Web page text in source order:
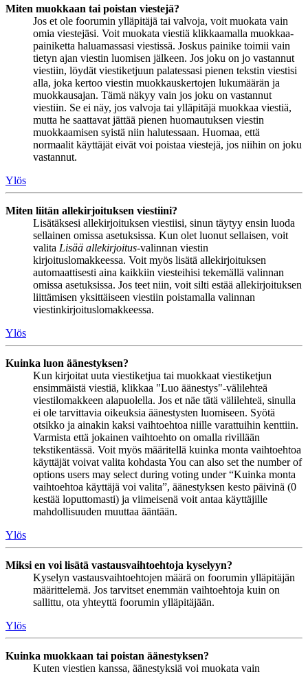
Miten muokkaan tai poistan viestejä?
Jos et ole foorumin ylläpitäjä tai valvoja, voit muokata vain
omia viestejäsi. Voit muokata viestiä klikkaamalla muokkaa-
painiketta haluamassasi viestissä. Joskus painike toimii vain
tietyn ajan viestin luomisen jälkeen. Jos joku on jo vastannut
viestiin, löydät viestiketjuun palatessasi pienen tekstin viestisi
alla, joka kertoo viestin muokkauskertojen lukumäärän ja
muokkausajan. Tämä näkyy vain jos joku on vastannut
viestiin. Se ei näy, jos valvoja tai ylläpitäjä muokkaa viestiä,
mutta he saattavat jättää pienen huomautuksen viestin
muokkaamisen syistä niin halutessaan. Huomaa, että
normaalit käyttäjät eivät voi poistaa viestejä, jos niihin on joku
vastannut.
Ylös
Miten liitän allekirjoituksen viestiini?
Lisätäksesi allekirjoituksen viestiisi, sinun täytyy ensin luoda
sellainen omissa asetuksissa. Kun olet luonut sellaisen, voit
valita Lisää allekirjoitus-valinnan viestin
kirjoituslomakkeessa. Voit myös lisätä allekirjoituksen
automaattisesti aina kaikkiin viesteihisi tekemällä valinnan
omissa asetuksissa. Jos teet niin, voit silti estää allekirjoituksen
liittämisen yksittäiseen viestiin poistamalla valinnan
viestinkirjoituslomakkeessa.
Ylös
Kuinka luon äänestyksen?
Kun kirjoitat uuta viestiketjua tai muokkaat viestiketjun
ensimmäistä viestiä, klikkaa "Luo äänestys"-välilehteä
viestilomakkeen alapuolella. Jos et näe tätä välilehteä, sinulla
ei ole tarvittavia oikeuksia äänestysten luomiseen. Syötä
otsikko ja ainakin kaksi vaihtoehtoa niille varattuihin kenttiin.
Varmista että jokainen vaihtoehto on omalla rivillään
tekstikentässä. Voit myös määritellä kuinka monta vaihtoehtoa
käyttäjät voivat valita kohdasta You can also set the number of
options users may select during voting under “Kuinka monta
vaihtoehtoa käyttäjä voi valita”, äänestyksen kesto päivinä (0
kestää loputtomasti) ja viimeisenä voit antaa käyttäjille
mahdollisuuden muuttaa ääntään.
Ylös
Miksi en voi lisätä vastausvaihtoehtoja kyselyyn?
Kyselyn vastausvaihtoehtojen määrä on foorumin ylläpitäjän
määrittelemä. Jos tarvitset enemmän vaihtoehtoja kuin on
sallittu, ota yhteyttä foorumin ylläpitäjään.
Ylös
Kuinka muokkaan tai poistan äänestyksen?
Kuten viestien kanssa, äänestyksiä voi muokata vain